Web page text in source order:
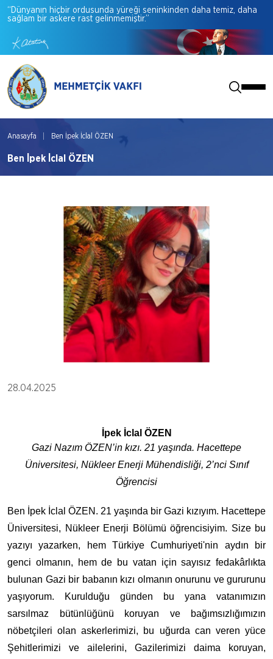
“Dünyanın hiçbir ordusunda yüreği seninkinden daha temiz, daha
sağlam bir askere rast gelinmemiştir.”
Anasayfa Ben İpek İclal ÖZEN
Ben İpek İclal ÖZEN
28.04.2025
İpek İclal ÖZEN
Gazi Nazım ÖZEN’in kızı. 21 yaşında. Hacettepe
Üniversitesi, Nükleer Enerji Mühendisliği, 2’nci Sınıf
Öğrencisi
Ben İpek İclal ÖZEN. 21 yaşında bir Gazi kızıyım. Hacettepe
Üniversitesi, Nükleer Enerji Bölümü öğrencisiyim. Size bu
yazıyı yazarken, hem Türkiye Cumhuriyeti'nin aydın bir
genci olmanın, hem de bu vatan için sayısız fedakârlıkta
bulunan Gazi bir babanın kızı olmanın onurunu ve gururunu
yaşıyorum. Kurulduğu günden bu yana vatanımızın
sarsılmaz bütünlüğünü koruyan ve bağımsızlığımızın
nöbetçileri olan askerlerimizi, bu uğurda can veren yüce
Şehitlerimizi ve ailelerini, Gazilerimizi daima koruyan,